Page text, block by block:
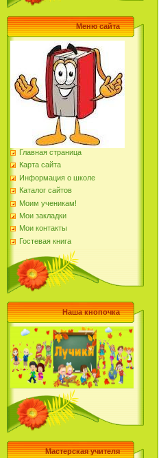
Меню сайта
Главная страница
Карта сайта
Информация о школе
Каталог сайтов
Моим ученикам!
Мои закладки
Мои контакты
Гостевая книга
Наша кнопочка
Мастерская учителя